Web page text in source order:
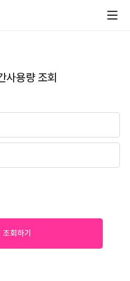
사용량 조회
조회하기